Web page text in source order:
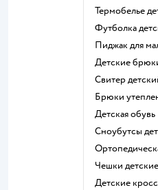
Термобелье
Футболка
Пиджак для
Детские
Свитер
Брюки
Детская обувь
Сноубутсы
Чешки детские
Детские